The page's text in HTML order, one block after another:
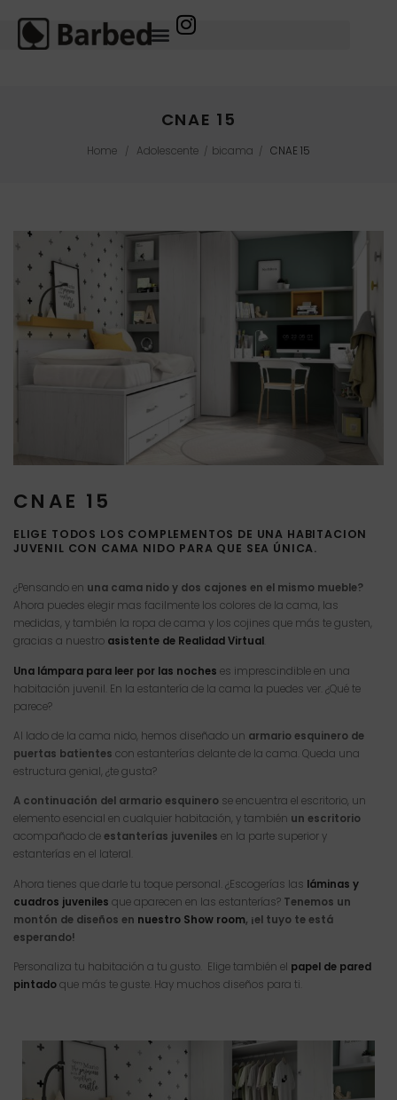
CNAE 15
Home / Adolescente / bicama / CNAE 15
CNAE 15
ELIGE TODOS LOS COMPLEMENTOS DE UNA HABITACION
JUVENIL CON CAMA NIDO PARA QUE SEA ÚNICA.
¿Pensando en una cama nido y dos cajones en el mismo mueble?
Ahora puedes elegir mas facilmente los colores de la cama, las
medidas, y también la ropa de cama y los cojines que más te gusten,
gracias a nuestro asistente de Realidad Virtual
Una lámpara para leer por las noches es imprescindible en una
habitación juvenil. En la estantería de la cama la puedes ver. ¿Qué te
parece?
Al lado de la cama nido, hemos diseñado un armario esquinero de
puertas batientes con estanterías delante de la cama. Queda una
estructura genial, ¿te gusta?
A continuación del armario esquinero se encuentra el escritorio, un
elemento esencial en cualquier habitación, y también un escritorio
acompañado de estanterías juveniles en la parte superior y
estanterías en el lateral.
Ahora tienes que darle tu toque personal. ¿Escogerías las láminas y
cuadros juveniles que aparecen en las estanterías? Tenemos un
montón de diseños en nuestro Show room, ¡el tuyo te está
esperando!
Personaliza tu habitación a tu gusto. Elige también el papel de pared
pintadoque más te guste. Hay muchos diseños para ti.